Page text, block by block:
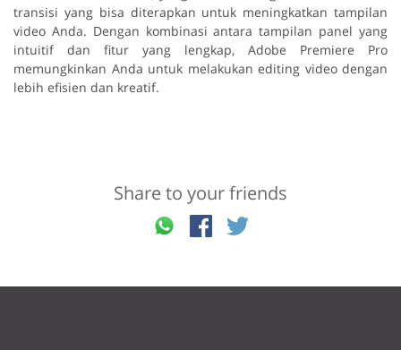
transisi yang bisa diterapkan untuk meningkatkan tampilan
video Anda. Dengan kombinasi antara tampilan panel yang
intuitif dan fitur yang lengkap, Adobe Premiere Pro
memungkinkan Anda untuk melakukan editing video dengan
lebih efisien dan kreatif.
Share to your friends